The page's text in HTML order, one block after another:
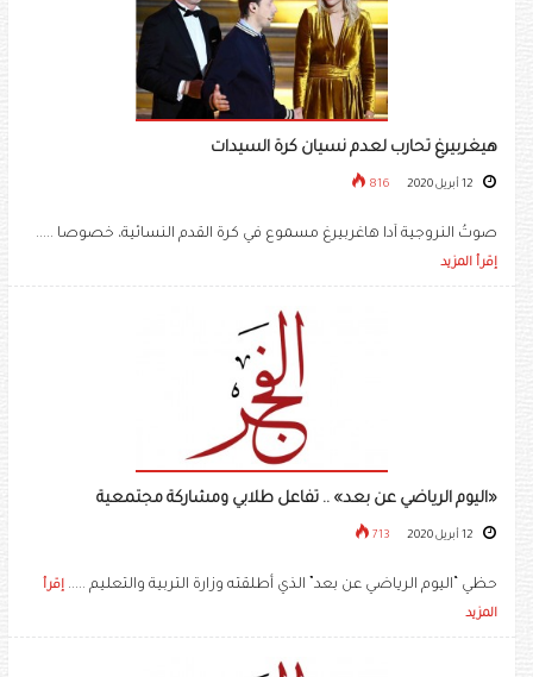
هيغربيرغ تحارب لعدم نسيان كرة السيدات
816
صوتُ النروجية آدا هاغربيرغ مسموع في كرة القدم النسائية، خصوصا .....
إقرأ المزيد
«اليوم الرياضي عن بعد» .. تفاعل طلابي ومشاركة مجتمعية
713
حظي “اليوم الرياضي عن بعد” الذي أطلقته وزارة التربية والتعليم ..... إقرأ
المزيد